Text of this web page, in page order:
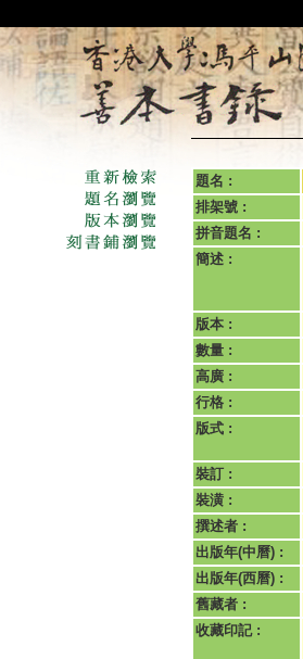
題名 :
排架號 :
拼音題名 :
簡述 :
版本 :
數量 :
高廣 :
行格 :
版式 :
裝訂 :
裝潢 :
撰述者 :
出版年(中曆) :
出版年(西曆) :
舊藏者 :
收藏印記 :